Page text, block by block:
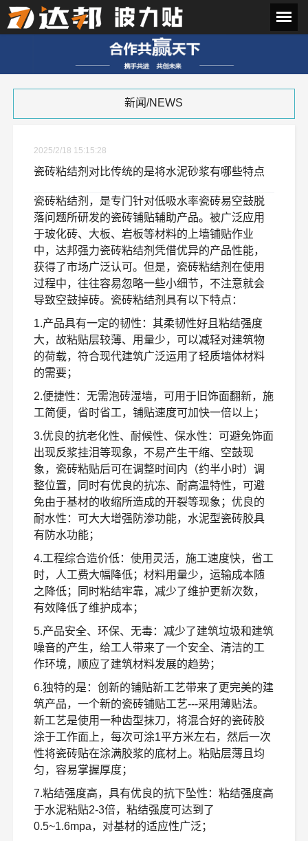
新闻/NEWS
2025/2/18 15:15:28
瓷砖粘结剂对比传统的是将水泥砂浆有哪些特点
瓷砖粘结剂，是专门针对低吸水率瓷砖易空鼓脱
落问题所研发的瓷砖铺贴辅助产品。被广泛应用
于玻化砖、大板、岩板等材料的上墙铺贴作业
中，达邦强力瓷砖粘结剂凭借优异的产品性能，
获得了市场广泛认可。但是，瓷砖粘结剂在使用
过程中，往往容易忽略一些小细节，不注意就会
导致空鼓掉砖。瓷砖粘结剂具有以下特点：
1.产品具有一定的韧性：其柔韧性好且粘结强度
大，故粘贴层较薄、用量少，可以减轻对建筑物
的荷载，符合现代建筑广泛运用了轻质墙体材料
的需要；
2.便捷性：无需泡砖湿墙，可用于旧饰面翻新，施
工简便，省时省工，铺贴速度可加快一倍以上；
3.优良的抗老化性、耐候性、保水性：可避免饰面
出现反浆挂泪等现象，不易产生干缩、空鼓现
象，瓷砖粘贴后可在调整时间内（约半小时）调
整位置，同时有优良的抗冻、耐高温特性，可避
免由于基材的收缩所造成的开裂等现象；优良的
耐水性：可大大增强防渗功能，水泥型瓷砖胶具
有防水功能；
4.工程综合造价低：使用灵活，施工速度快，省工
时，人工费大幅降低；材料用量少，运输成本随
之降低；同时粘结牢靠，减少了维护更新次数，
有效降低了维护成本；
5.产品安全、环保、无毒：减少了建筑垃圾和建筑
噪音的产生，给工人带来了一个安全、清洁的工
作环境，顺应了建筑材料发展的趋势；
6.独特的是：创新的铺贴新工艺带来了更完美的建
筑产品，一个新的瓷砖铺贴工艺---采用薄贴法。
新工艺是使用一种齿型抹刀，将混合好的瓷砖胶
涂于工作面上，每次可涂1平方米左右，然后一次
性将瓷砖贴在涂满胶浆的底材上。粘贴层薄且均
匀，容易掌握厚度；
7.粘结强度高，具有优良的抗下坠性：粘结强度高
于水泥粘贴2-3倍，粘结强度可达到了
0.5~1.6mpa，对基材的适应性广泛；